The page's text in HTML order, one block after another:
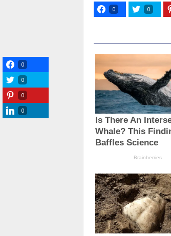
0 0
0
0
0
0